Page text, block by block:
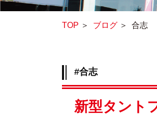
TOP ＞ ブログ ＞ 合志
#合志
新型タント